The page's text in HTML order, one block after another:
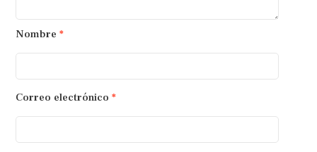
Nombre *
Correo electrónico *